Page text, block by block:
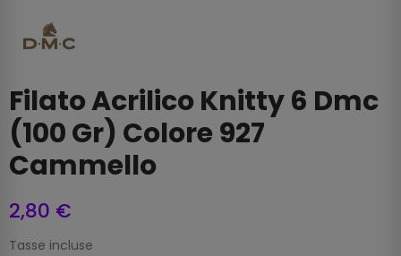
Filato Acrilico Knitty 6 Dmc
(100 Gr) Colore 927
Cammello
2,80 €
Tasse incluse